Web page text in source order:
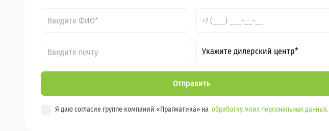
Укажите дилерский центр*
Отправить
Я даю согласие группе компаний «Прагматика» на обработку моих персональных данных.